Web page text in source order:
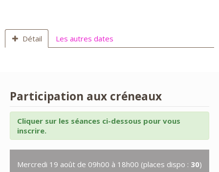
Détail Les autres dates
Participation aux créneaux
Cliquer sur les séances ci-dessous pour vous
inscrire.
Mercredi 19 août de 09h00 à 18h00 (places dispo : 30)